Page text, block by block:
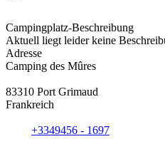
Campingplatz-Beschreibung
Aktuell liegt leider keine
Adresse
Camping des Mûres
83310 Port Grimaud
Frankreich
+3349456 - 1697